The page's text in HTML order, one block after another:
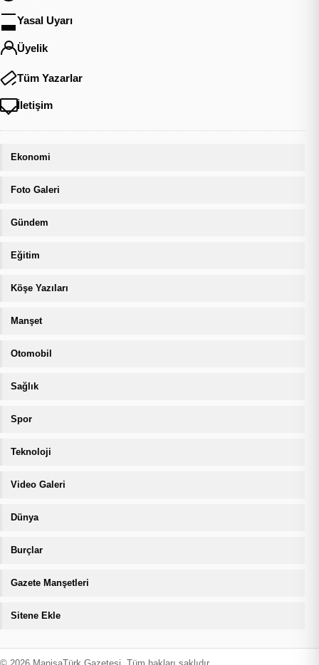
Yasal Uyarı
Üyelik
Tüm Yazarlar
İletişim
Ekonomi
Foto Galeri
Gündem
Eğitim
Köşe Yazıları
Manşet
Otomobil
Sağlık
Spor
Teknoloji
Video Galeri
Dünya
Burçlar
Gazete Manşetleri
Sitene Ekle